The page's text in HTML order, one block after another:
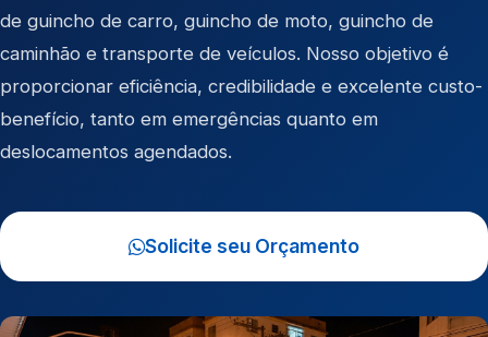
de guincho de carro, guincho de moto, guincho de
caminhão e transporte de veículos. Nosso objetivo é
proporcionar eficiência, credibilidade e excelente custo-
benefício, tanto em emergências quanto em
deslocamentos agendados.
Solicite seu Orçamento